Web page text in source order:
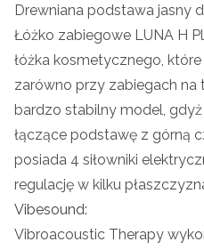
Drewniana podstawa jasny
Łóżko zabiegowe LUNA H
łóżka kosmetycznego,
zarówno przy zabiegach na
bardzo stabilny model,
łączące podstawę z górną
posiada 4 siłowniki
regulację w kilku
Vibesound:
Vibroacoustic Therapy